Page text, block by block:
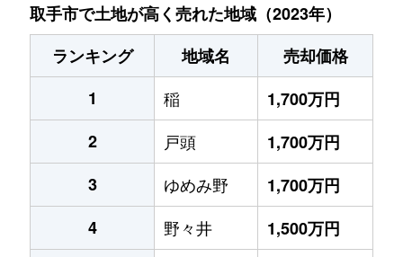
取手市で土地が高く売れた地域（2023年）
ランキング
地域名
売却価格
1
稲
1,700万円
2
戸頭
1,700万円
3
ゆめみ野
1,700万円
4
野々井
1,500万円